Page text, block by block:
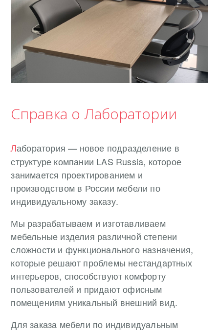
Справка о Лаборатории
Лаборатория — новое подразделение в
структуре компании LAS Russia, которое
занимается проектированием и
производством в России мебели по
индивидуальному заказу.
Мы разрабатываем и изготавливаем
мебельные изделия различной степени
сложности и функционального назначения,
которые решают проблемы нестандартных
интерьеров, способствуют комфорту
пользователей и придают офисным
помещениям уникальный внешний вид.
Для заказа мебели по индивидуальным